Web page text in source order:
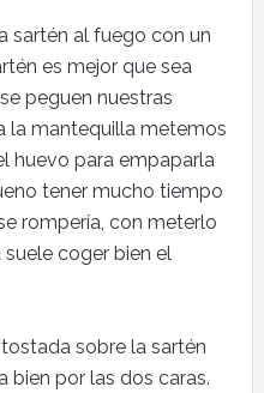
sartén al fuego con un
es mejor que sea
peguen nuestras
la mantequilla metemos
huevo para empaparla
tener mucho tiempo
rompería, con meterlo
coger bien el
sobre la sartén
bien por las dos caras.